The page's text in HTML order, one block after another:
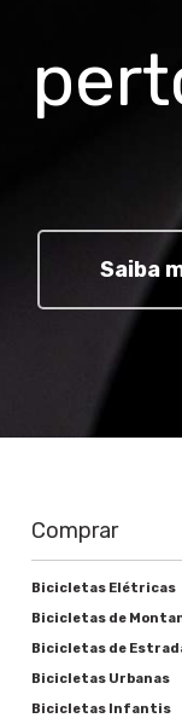
Saiba
Comprar
Bicicletas Elétricas
Bicicletas de
Bicicletas de
Bicicletas Urbanas
Bicicletas Infantis